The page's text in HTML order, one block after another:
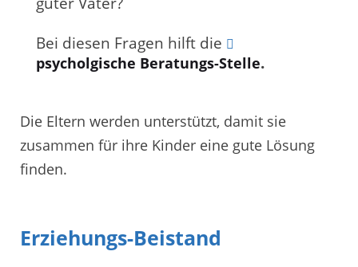
Bei diesen Fragen hilft die
psycholgische Beratungs-Stelle.
Die Eltern werden unterstützt, damit sie
zusammen für ihre Kinder eine gute Lösung
finden.
Erziehungs-Beistand